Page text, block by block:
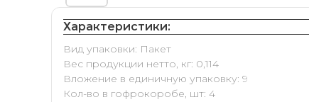
Характеристики:
Вид упаковки: Пакет
Вес продукции нетто, кг: 0,114
Вложение в единичную упаковку: 9
Кол-во в гофрокоробе, шт: 4